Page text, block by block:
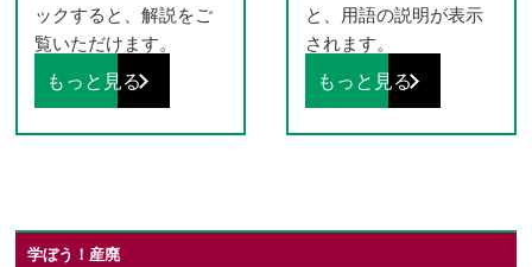
ックすると、解説をご
覧いただけます。
もっと見る
と、用語の説明が表示
されます。
もっと見る
学ぼう！産廃